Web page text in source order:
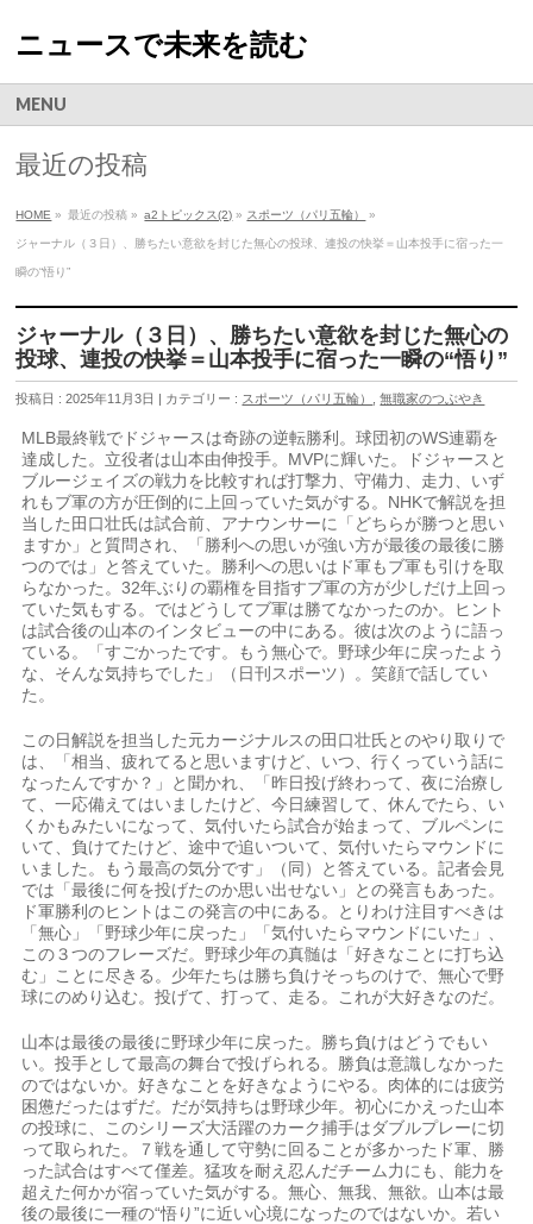
ニュースで未来を読む
MENU
最近の投稿
HOME » 最近の投稿 » a2トピックス(2) » スポーツ（パリ五輪） »
ジャーナル（３日）、勝ちたい意欲を封じた無心の投球、連投の快挙＝山本投手に宿った一
瞬の“悟り”
ジャーナル（３日）、勝ちたい意欲を封じた無心の
投球、連投の快挙＝山本投手に宿った一瞬の“悟り”
投稿日 : 2025年11月3日 | カテゴリー : スポーツ（パリ五輪） ,無職家のつぶやき
MLB最終戦でドジャースは奇跡の逆転勝利。球団初のWS連覇を
達成した。立役者は山本由伸投手。MVPに輝いた。ドジャースと
ブルージェイズの戦力を比較すれば打撃力、守備力、走力、いず
れもブ軍の方が圧倒的に上回っていた気がする。NHKで解説を担
当した田口壮氏は試合前、アナウンサーに「どちらが勝つと思い
ますか」と質問され、「勝利への思いが強い方が最後の最後に勝
つのでは」と答えていた。勝利への思いはド軍もブ軍も引けを取
らなかった。32年ぶりの覇権を目指すブ軍の方が少しだけ上回っ
ていた気もする。ではどうしてブ軍は勝てなかったのか。ヒント
は試合後の山本のインタビューの中にある。彼は次のように語っ
ている。「すごかったです。もう無心で。野球少年に戻ったよう
な、そんな気持ちでした」（日刊スポーツ）。笑顔で話してい
た。
この日解説を担当した元カージナルスの田口壮氏とのやり取りで
は、「相当、疲れてると思いますけど、いつ、行くっていう話に
なったんですか？」と聞かれ、「昨日投げ終わって、夜に治療し
て、一応備えてはいましたけど、今日練習して、休んでたら、い
くかもみたいになって、気付いたら試合が始まって、ブルペンに
いて、負けてたけど、途中で追いついて、気付いたらマウンドに
いました。もう最高の気分です」（同）と答えている。記者会見
では「最後に何を投げたのか思い出せない」との発言もあった。
ド軍勝利のヒントはこの発言の中にある。とりわけ注目すべきは
「無心」「野球少年に戻った」「気付いたらマウンドにいた」、
この３つのフレーズだ。野球少年の真髄は「好きなことに打ち込
む」ことに尽きる。少年たちは勝ち負けそっちのけで、無心で野
球にのめり込む。投げて、打って、走る。これが大好きなのだ。
山本は最後の最後に野球少年に戻った。勝ち負けはどうでもい
い。投手として最高の舞台で投げられる。勝負は意識しなかった
のではないか。好きなことを好きなようにやる。肉体的には疲労
困憊だったはずだ。だが気持ちは野球少年。初心にかえった山本
の投球に、このシリーズ大活躍のカーク捕手はダブルプレーに切
って取られた。７戦を通して守勢に回ることが多かったド軍、勝
った試合はすべて僅差。猛攻を耐え忍んだチーム力にも、能力を
超えた何かが宿っていた気がする。無心、無我、無欲。山本は最
後の最後に一種の“悟り”に近い心境になったのではないか。若い